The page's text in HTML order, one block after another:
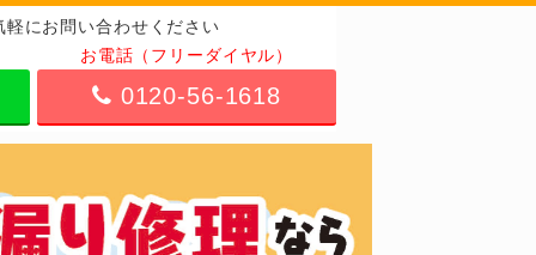
にお問い合わせください
お電話（フリーダイヤル）
0120-56-1618